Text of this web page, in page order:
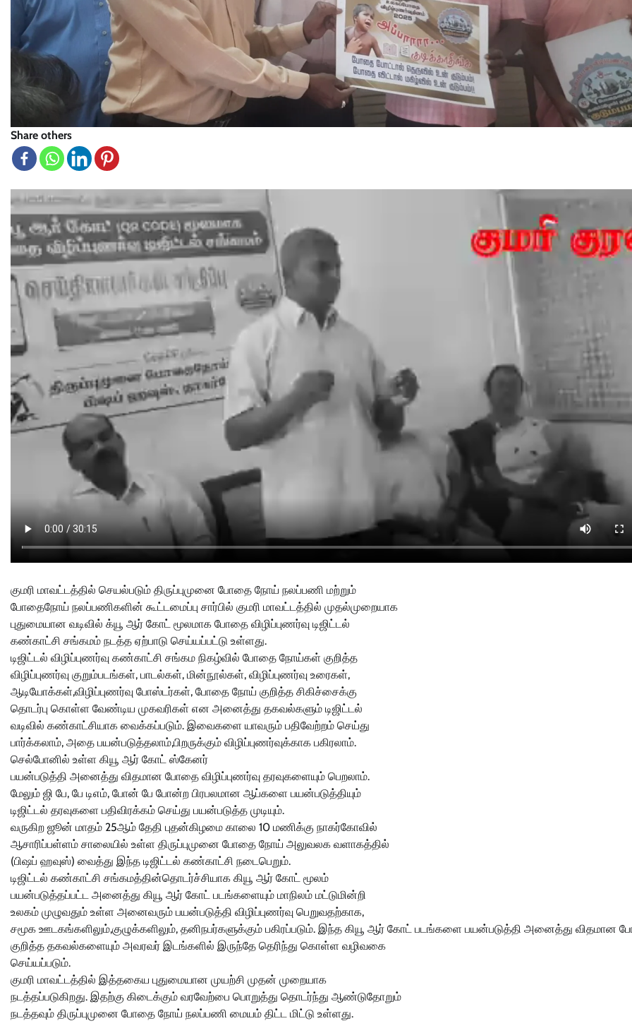
Share others
குமரி மாவட்டத்தில் செயல்படும் திருப்புமுனை போதை நோய் நலப்பணி மற்றும்
போதைநோய் நலப்பணிகளின் கூட்டமைப்பு சார்பில் குமரி மாவட்டத்தில் முதல்முறையாக
புதுமையான வடிவில் க்யூ ஆர் கோட் மூலமாக போதை விழிப்புணர்வு டிஜிட்டல்
கண்காட்சி சங்கமம் நடத்த ஏற்பாடு செய்யப்பட்டு உள்ளது.
டிஜிட்டல் விழிப்புணர்வு கண்காட்சி சங்கம நிகழ்வில் போதை நோய்கள் குறித்த
விழிப்புணர்வு குறும்படங்கள், பாடல்கள், மின்நூல்கள், விழிப்புணர்வு உரைகள்,
ஆடியோக்கள்,விழிப்புணர்வு போஸ்டர்கள், போதை நோய் குறித்த சிகிச்சைக்கு
தொடர்பு கொள்ள வேண்டிய முகவரிகள் என அனைத்து தகவல்களும் டிஜிட்டல்
வடிவில் கண்காட்சியாக வைக்கப்படும். இவைகளை யாவரும் பதிவேற்றம் செய்து
பார்க்கலாம், அதை பயன்படுத்தலாம்,பிறருக்கும் விழிப்புணர்வுக்காக பகிரலாம்.
செல்போனில் உள்ள கியூ ஆர் கோட் ஸ்கேனர்
பயன்படுத்தி அனைத்து விதமான போதை விழிப்புணர்வு தரவுகளையும் பெறலாம்.
மேலும் ஜி பே, பே டிஎம், போன் பே போன்ற பிரபலமான ஆப்களை பயன்படுத்தியும்
டிஜிட்டல் தரவுகளை பதிவிரக்கம் செய்து பயன்படுத்த முடியும்.
வருகிற ஜூன் மாதம் 25ஆம் தேதி புதன்கிழமை காலை 10 மணிக்கு நாகர்கோவில்
ஆசாரிப்பள்ளம் சாலையில் உள்ள திருப்புமுனை போதை நோய் அலுவலக வளாகத்தில்
(பிஷப் ஹவுஸ்) வைத்து இந்த டிஜிட்டல் கண்காட்சி நடைபெறும்.
டிஜிட்டல் கண்காட்சி சங்கமத்தின்தொடர்ச்சியாக கியூ ஆர் கோட் மூலம்
பயன்படுத்தப்பட்ட அனைத்து கியூ ஆர் கோட் படங்களையும் மாநிலம் மட்டுமின்றி
உலகம் முழுவதும் உள்ள அனைவரும் பயன்படுத்தி விழிப்புணர்வு பெறுவதற்காக,
சமூக ஊடகங்களிலும்,குழுக்களிலும், தனிநபர்களுக்கும் பகிரப்படும். இந்த கியூ ஆர் கோட் படங்களை பயன்படுத்தி அனைத்து விதமான
குறித்த தகவல்களையும் அவரவர் இடங்களில் இருந்தே தெரிந்து கொள்ள வழிவகை
செய்யப்படும்.
குமரி மாவட்டத்தில் இத்தகைய புதுமையான முயற்சி முதன் முறையாக
நடத்தப்படுகிறது. இதற்கு கிடைக்கும் வரவேற்பை பொறுத்து தொடர்ந்து ஆண்டுதோறும்
நடத்தவும் திருப்புமுனை போதை நோய் நலப்பணி மையம் திட்ட மிட்டு உள்ளது.